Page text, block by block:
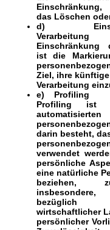
Einschränkung,
das Löschen
d)
Verarbeitung
Einschränkung
ist die
Ziel, ihre künftige
Verarbeitung
e) Profiling
Profiling ist
darin besteht,
verwendet
persönliche
eine natürliche
beziehen,
bezüglich
wirtschaftlicher
persönlicher